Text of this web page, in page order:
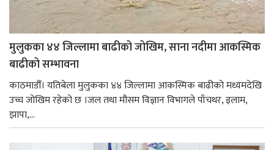
मुलुकका ४४ जिल्लामा बाढीको जोखिम, साना नदीमा आकस्मिक
बाढीको सम्भावना
काठमाडौँ। यतिबेला मुलुकका ४४ जिल्लामा आकस्मिक बाढीको मध्यमदेखि
उच्च जोखिम रहेको छ ।जल तथा मौसम विज्ञान विभागले पाँचथर, इलाम,
झापा,...